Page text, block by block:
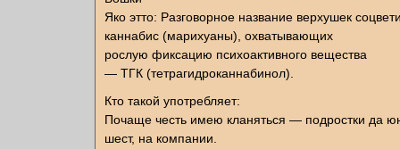
Яко этто: Разговорное название верхушек
каннабис (марихуаны), охватывающих
рослую фиксацию психоактивного вещества
— ТГК (тетрагидроканнабинол).
Кто такой употребляет:
Почаще честь имею кланяться — подростки да
шест, на компании.